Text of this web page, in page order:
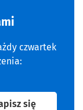
czwartek
sięna